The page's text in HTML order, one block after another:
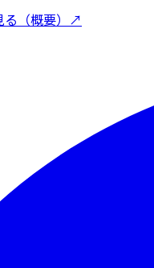
る（概要）↗